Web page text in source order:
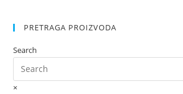
PRETRAGA PROIZVODA
Search
×